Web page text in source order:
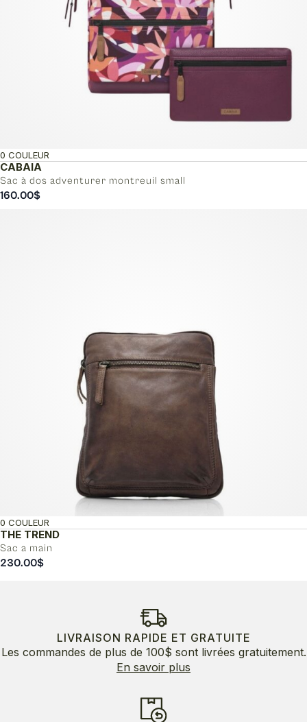
CABAIA
Sac à dos adventurer montreuil small
0 COULEUR
160.00$
THE TREND
Sac a main
0 COULEUR
230.00$
LIVRAISON RAPIDE ET GRATUITE
Les commandes de plus de 100$ sont livrées gratuitement.
En savoir plus